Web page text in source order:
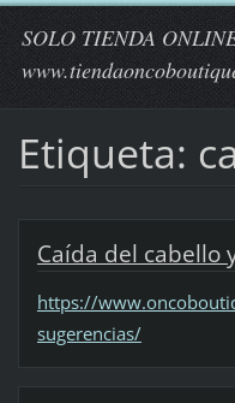
SOLO TIENDA
Etiqueta:
Caída del cabello
https://
sugerencias/